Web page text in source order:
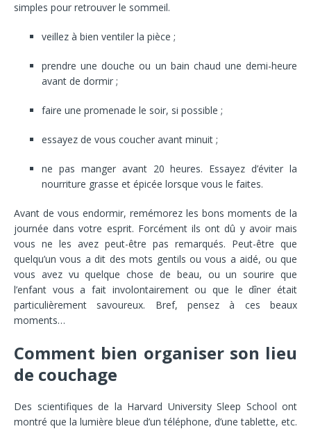
simples pour retrouver le sommeil.
veillez à bien ventiler la pièce ;
prendre une douche ou un bain chaud une demi-heure
avant de dormir ;
faire une promenade le soir, si possible ;
essayez de vous coucher avant minuit ;
ne pas manger avant 20 heures. Essayez d’éviter la
nourriture grasse et épicée lorsque vous le faites.
Avant de vous endormir, remémorez les bons moments de la
journée dans votre esprit. Forcément ils ont dû y avoir mais
vous ne les avez peut-être pas remarqués. Peut-être que
quelqu’un vous a dit des mots gentils ou vous a aidé, ou que
vous avez vu quelque chose de beau, ou un sourire que
l’enfant vous a fait involontairement ou que le dîner était
particulièrement savoureux. Bref, pensez à ces beaux
moments…
Comment bien organiser son lieu
de couchage
Des scientifiques de la Harvard University Sleep School ont
montré que la lumière bleue d’un téléphone, d’une tablette, etc.